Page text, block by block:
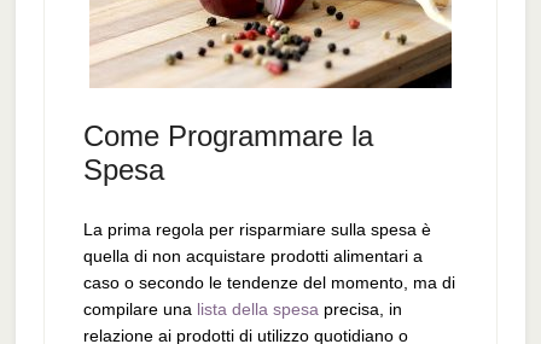
Come Programmare la
Spesa
La prima regola per risparmiare sulla spesa è
quella di non acquistare prodotti alimentari a
caso o secondo le tendenze del momento, ma di
compilare una lista della spesa precisa, in
relazione ai prodotti di utilizzo quotidiano o